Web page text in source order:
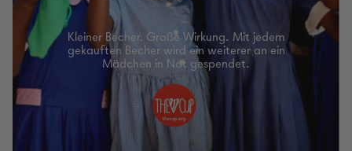
Kleiner Becher. Große Wirkung. Mit jedem
gekauften Becher wird ein weiterer an ein
Mädchen in Not gespendet.